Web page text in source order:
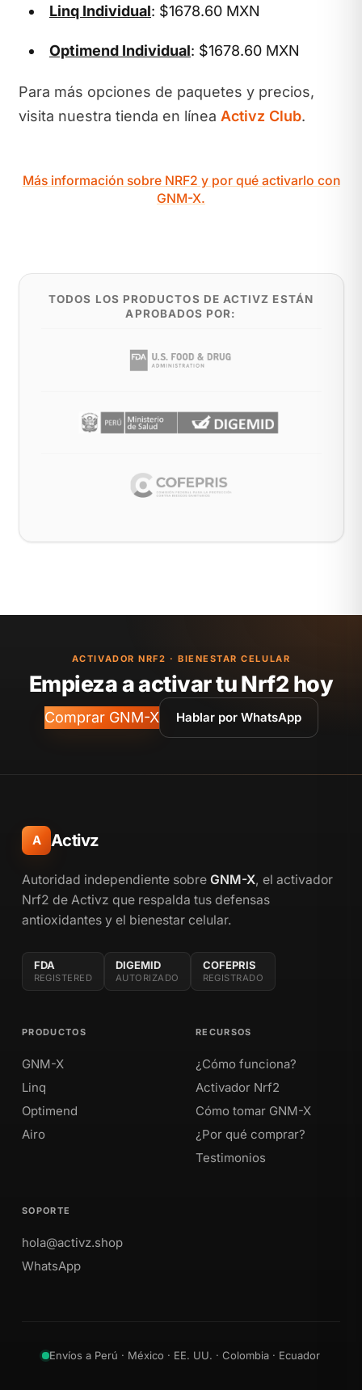
Linq Individual: $1678.60 MXN
Optimend Individual: $1678.60 MXN
Para más opciones de paquetes y precios,
visita nuestra tienda en línea Activz Club.
Más información sobre NRF2 y por qué activarlo con
GNM-X.
TODOS LOS PRODUCTOS DE ACTIVZ ESTÁN
APROBADOS POR:
ACTIVADOR NRF2 · BIENESTAR CELULAR
Empieza a activar tu Nrf2 hoy
Comprar GNM-X Hablar por WhatsApp
A Activz
Autoridad independiente sobre GNM-X, el activador
Nrf2 de Activz que respalda tus defensas
antioxidantes y el bienestar celular.
FDA
REGISTERED
DIGEMID
AUTORIZADO
COFEPRIS
REGISTRADO
PRODUCTOS
GNM-X
Linq
Optimend
Airo
RECURSOS
¿Cómo funciona?
Activador Nrf2
Cómo tomar GNM-X
¿Por qué comprar?
Testimonios
SOPORTE
hola@activz.shop
WhatsApp
Envíos a Perú · México · EE. UU. · Colombia · Ecuador